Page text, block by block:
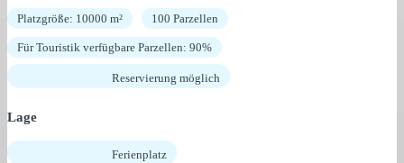
Platzgröße: 10000 m² 100 Parzellen
Für Touristik verfügbare Parzellen: 90%
Reservierung möglich
Lage
Ferienplatz